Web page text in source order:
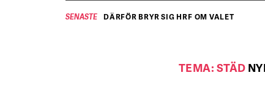
SENASTE DÄRFÖR BRYR SIG HRF OM VALET
TEMA: STÄD